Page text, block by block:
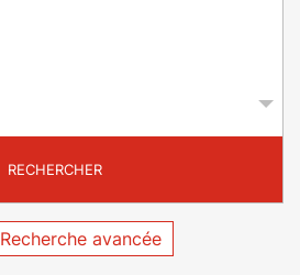
RECHERCHER
Recherche avancée